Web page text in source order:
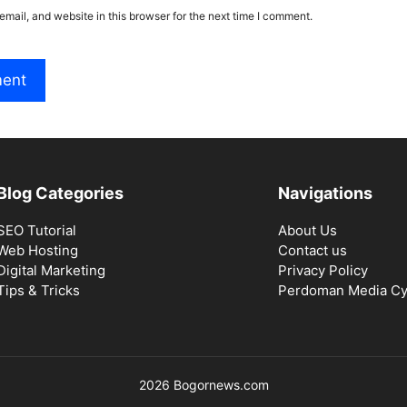
and website in this browser for the next time I comment.
Categories
Tutorial
Hosting
Marketing
& Tricks
Navigations
About Us
Contact us
Privacy Policy
Perdoman Media
2026 Bogornews.com